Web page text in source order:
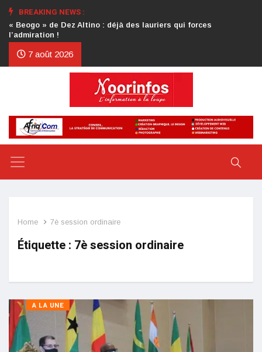
BREAKING NEWS :
Crise au CDP : l’authentification de la lettre du président
d’honneur toujours attendue
7 août 2026
Home 7è session ordinaire
Étiquette : 7è session ordinaire
A LA UNE